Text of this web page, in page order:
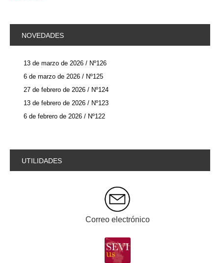
NOVEDADES
13 de marzo de 2026 / Nº126
6 de marzo de 2026 / Nº125
27 de febrero de 2026 / Nº124
13 de febrero de 2026 / Nº123
6 de febrero de 2026 / Nº122
UTILIDADES
Correo electrónico